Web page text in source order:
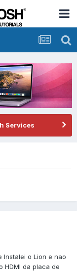
Services
Instalei o Lion e nao
HDMI da placa de